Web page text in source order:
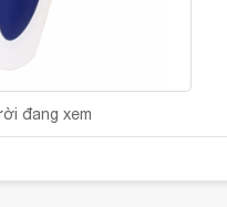
đang xem